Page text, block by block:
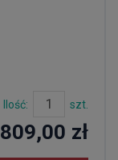
Ilość: szt.
zł